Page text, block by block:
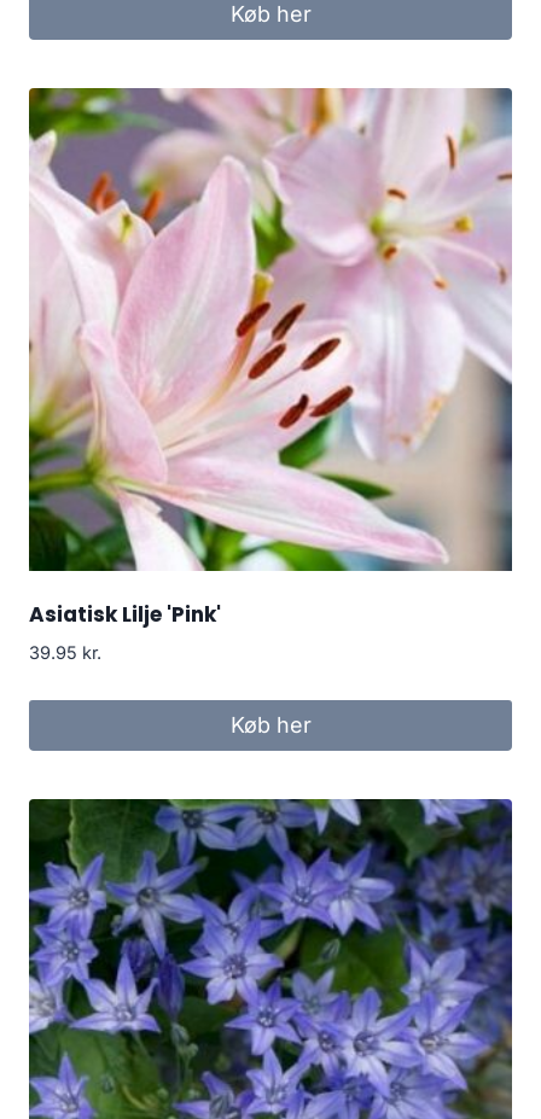
Køb her
Asiatisk Lilje 'Pink'
39.95 kr.
Køb her